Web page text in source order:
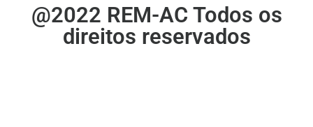
@2022 REM-AC Todos os
direitos reservados